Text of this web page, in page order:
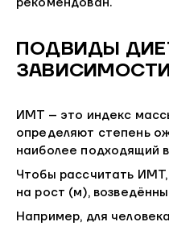
ПОДВИДЫ
ИМТ – это индекс
определяют степень
наиболее подходящий
Чтобы рассчитать
на рост (м),
Например, для